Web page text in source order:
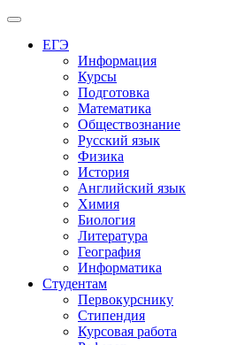
Меню
ЕГЭ
Информация
Курсы
Подготовка
Математика
Обществознание
Русский язык
Физика
История
Английский язык
Химия
Биология
Литература
География
Информатика
Студентам
Первокурснику
Стипендия
Курсовая работа